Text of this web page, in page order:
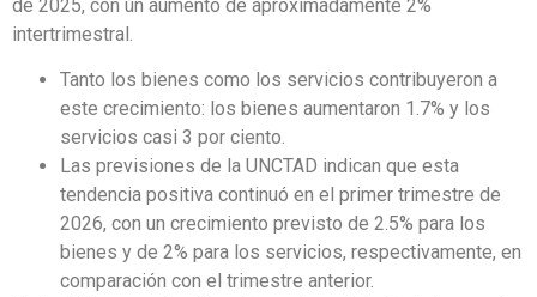
de 2025, con un aumento de aproximadamente 2%
intertrimestral.
Tanto los bienes como los servicios contribuyeron a
este crecimiento: los bienes aumentaron 1.7% y los
servicios casi 3 por ciento.
Las previsiones de la UNCTAD indican que esta
tendencia positiva continuó en el primer trimestre de
2026, con un crecimiento previsto de 2.5% para los
bienes y de 2% para los servicios, respectivamente, en
comparación con el trimestre anterior.